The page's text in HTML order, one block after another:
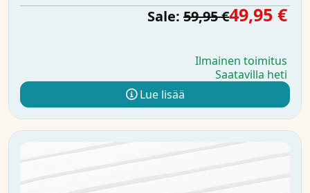
Sale: 59,95 €49,95 €
Ilmainen toimitus
Saatavilla heti
Lue lisää